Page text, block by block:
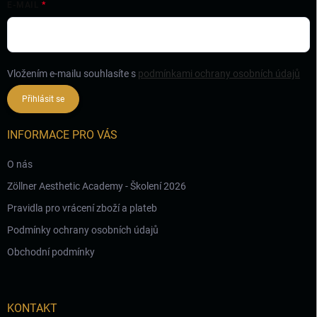
Vložením e-mailu souhlasíte s podmínkami ochrany osobních údajů
Přihlásit se
INFORMACE PRO VÁS
O nás
Zöllner Aesthetic Academy - Školení 2026
Pravidla pro vrácení zboží a plateb
Podmínky ochrany osobních údajů
Obchodní podmínky
KONTAKT